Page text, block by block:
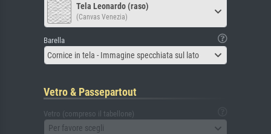
Tela Leonardo (raso)
(Canvas Venezia)
Barella
Cornice in tela - Immagine specchiata sul lato
Vetro & Passepartout
Vetro (compreso il tabellone)
Per favore scegli